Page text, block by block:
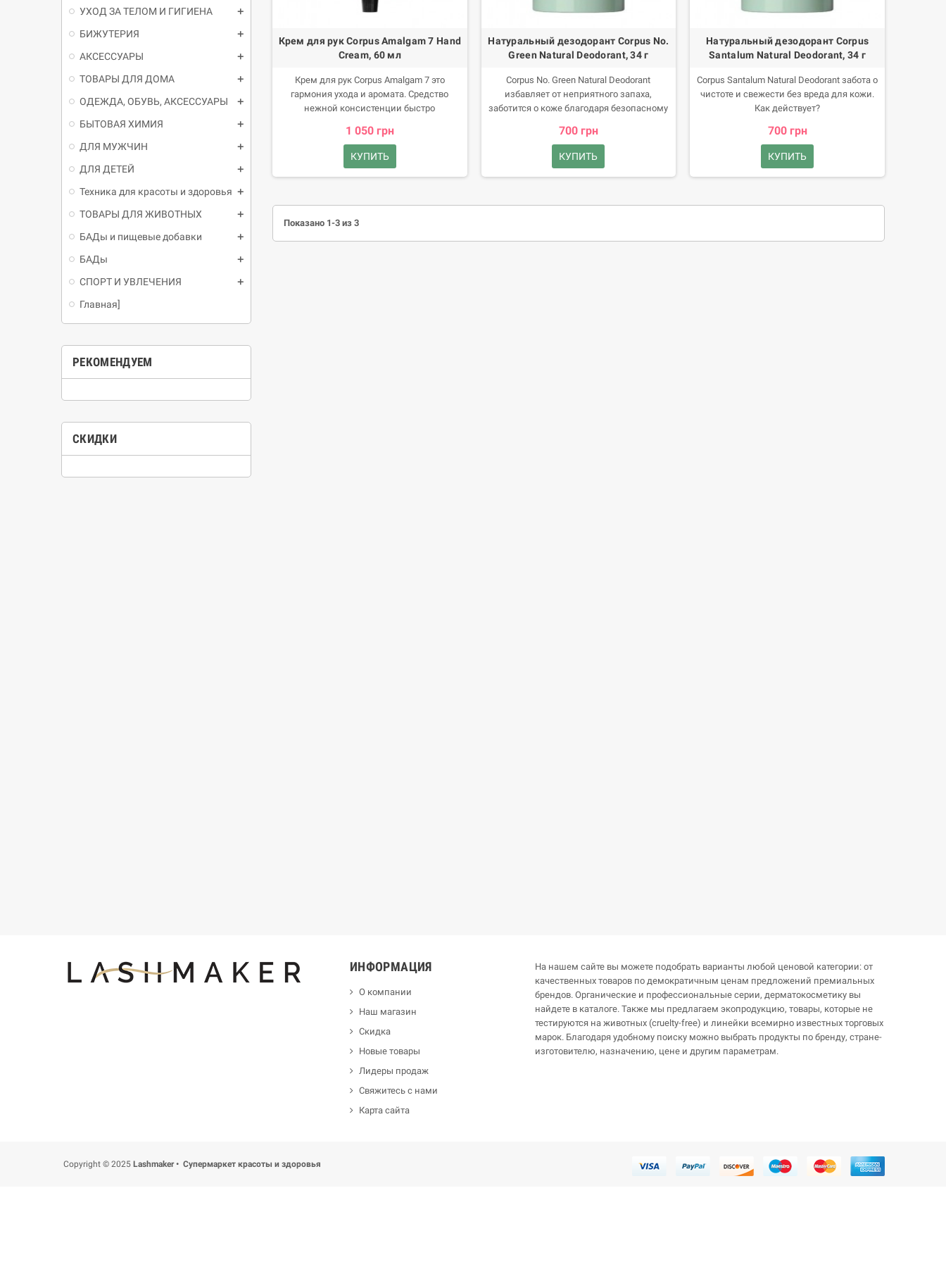
УХОД ЗА ТЕЛОМ И ГИГИЕНА
БИЖУТЕРИЯ
АКСЕССУАРЫ
ТОВАРЫ ДЛЯ ДОМА
ОДЕЖДА, ОБУВЬ, АКСЕССУАРЫ
БЫТОВАЯ ХИМИЯ
ДЛЯ МУЖЧИН
ДЛЯ ДЕТЕЙ
Техника для красоты и здоровья
ТОВАРЫ ДЛЯ ЖИВОТНЫХ
БАДы и пищевые добавки
БАДы
СПОРТ И УВЛЕЧЕНИЯ
Главная]
РЕКОМЕНДУЕМ
СКИДКИ
Крем для рук Corpus Amalgam 7 Hand
Cream, 60 мл
Крем для рук Corpus Amalgam 7 это
гармония ухода и аромата. Средство
нежной консистенции быстро
шелковистости и легкости.
1 050 грн
КУПИТЬ
Натуральный дезодорант Corpus No.
Green Natural Deodorant, 34 г
Corpus No. Green Natural Deodorant
избавляет от неприятного запаха,
заботится о коже благодаря безопасному
700 грн
КУПИТЬ
Натуральный дезодорант Corpus
Santalum Natural Deodorant, 34 г
Corpus Santalum Natural Deodorant забота о
чистоте и свежести без вреда для кожи.
Как действует?
700 грн
КУПИТЬ
Показано 1-3 из 3
ИНФОРМАЦИЯ
О компании
Наш магазин
Скидка
Новые товары
Лидеры продаж
Свяжитесь с нами
Карта сайта
На нашем сайте вы можете подобрать варианты любой ценовой категории: от
качественных товаров по демократичным ценам предложений премиальных
брендов. Органические и профессиональные серии, дерматокосметику вы
найдете в каталоге. Также мы предлагаем экопродукцию, товары, которые не
тестируются на животных (cruelty-free) и линейки всемирно известных торговых
марок. Благодаря удобному поиску можно выбрать продукты по бренду, стране-
изготовителю, назначению, цене и другим параметрам.
Copyright © 2025 Lashmaker • Супермаркет красоты и здоровья